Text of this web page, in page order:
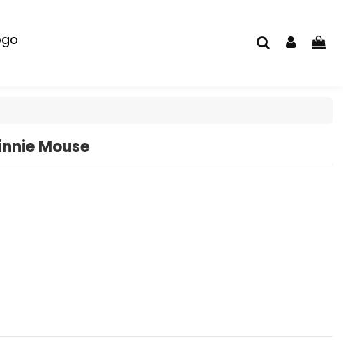
Mouse